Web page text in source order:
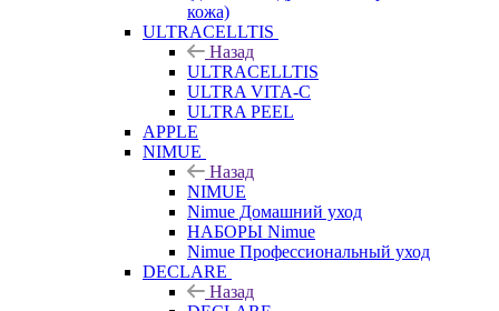
кожа)
ULTRACELLTIS
Назад
ULTRACELLTIS
ULTRA VITA-C
ULTRA PEEL
APPLE
NIMUE
Назад
NIMUE
Nimue Домашний уход
НАБОРЫ Nimue
Nimue Профессиональный уход
DECLARE
Назад